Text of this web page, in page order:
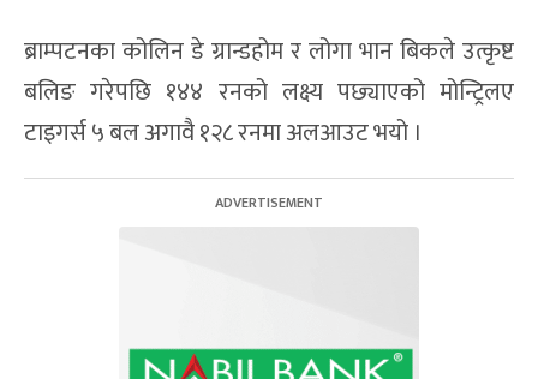
ब्राम्पटनका कोलिन डे ग्रान्डहोम र लोगा भान बिकले उत्कृष्ट
बलिङ गरेपछि १४४ रनको लक्ष्य पछ्याएको मोन्ट्रिलए
टाइगर्स ५ बल अगावै १२८ रनमा अलआउट भयो ।